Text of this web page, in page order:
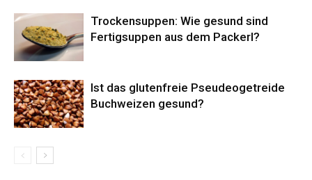
Trockensuppen: Wie gesund sind
Fertigsuppen aus dem Packerl?
Ist das glutenfreie Pseudeogetreide
Buchweizen gesund?